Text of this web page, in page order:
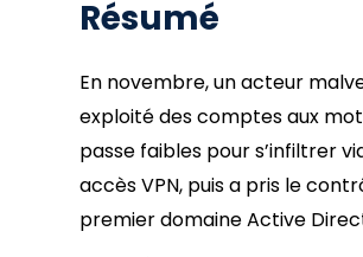
Résumé
En novembre, un acteur
exploité des comptes aux
passe faibles pour s’infiltrer
accès VPN, puis a pris le
premier domaine Active